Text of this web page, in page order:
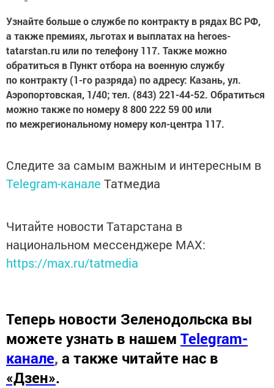
Узнайте больше о службе по контракту в рядах ВС РФ,
а также премиях, льготах и выплатах на heroes-
tatarstan.ru или по телефону 117. Также можно
обратиться в Пункт отбора на военную службу
по контракту (1-го разряда) по адресу: Казань, ул.
Аэропортовская, 1/40; тел. (843) 221-44-52. Обратиться
можно также по номеру 8 800 222 59 00 или
по межрегиональному номеру кол-центра 117.
Следите за самым важным и интересным в
Telegram-канале Татмедиа
Читайте новости Татарстана в
национальном мессенджере MАХ:
https://max.ru/tatmedia
Теперь новости Зеленодольска вы
можете узнать в нашем Telegram-
канале, а также читайте нас в
«Дзен».